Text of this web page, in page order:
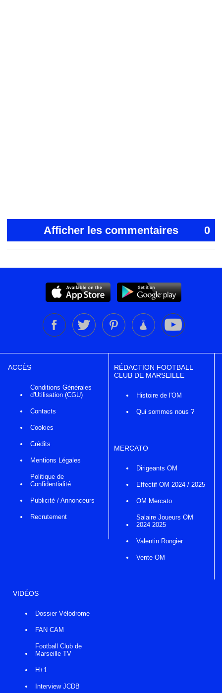
Afficher les commentaires 0
ACCÈS
Conditions Générales
d'Utilisation (CGU)
Contacts
Cookies
Crédits
Mentions Légales
Politique de
Confidentialité
Publicité / Annonceurs
Recrutement
RÉDACTION FOOTBALL
CLUB DE MARSEILLE
Histoire de l'OM
Qui sommes nous ?
MERCATO
Dirigeants OM
Effectif OM 2024 / 2025
OM Mercato
Salaire Joueurs OM
2024 2025
Valentin Rongier
Vente OM
VIDÉOS
Dossier Vélodrome
FAN CAM
Football Club de
Marseille TV
H+1
Interview JCDB